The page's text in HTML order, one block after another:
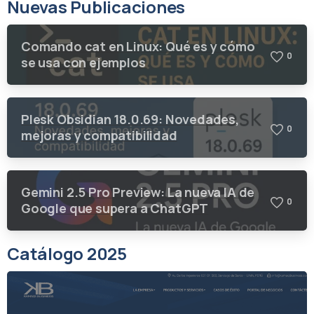
Nuevas Publicaciones
Comando cat en Linux: Qué es y cómo
se usa con ejemplos
0
Plesk Obsidian 18.0.69: Novedades,
mejoras y compatibilidad
0
Gemini 2.5 Pro Preview: La nueva IA de
Google que supera a ChatGPT
0
Catálogo 2025